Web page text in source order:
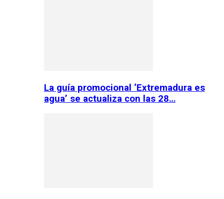
La guía promocional ‘Extremadura es
agua’ se actualiza con las 28…